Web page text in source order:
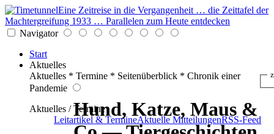
Eine Zeitreise in die Vergangenheit … die Zeittafel der
Machtergreifung 1933 … Parallelen zum Heute entdecken
Navigator
Start
Aktuelles
Aktuelles * Termine * Seitenüberblick * Chronik einer
Pandemie
Aktuelles / Termine
Leitartikel & TermineAktuelle MitteilungenRSS-Feed
Hund, Katze, Maus &